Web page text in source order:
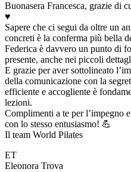
Buonasera Francesca, grazie di
♥️
Sapere che ci segui da oltre un
concreti è la conferma più bella
Federica è davvero un punto di
presente, anche nei piccoli
E grazie per aver sottolineato
della comunicazione con la
efficiente e accogliente è
lezioni.
Complimenti a te per l’impegno
con lo stesso entusiasmo! 💪
Il team World Pilates
ET
Eleonora Trova